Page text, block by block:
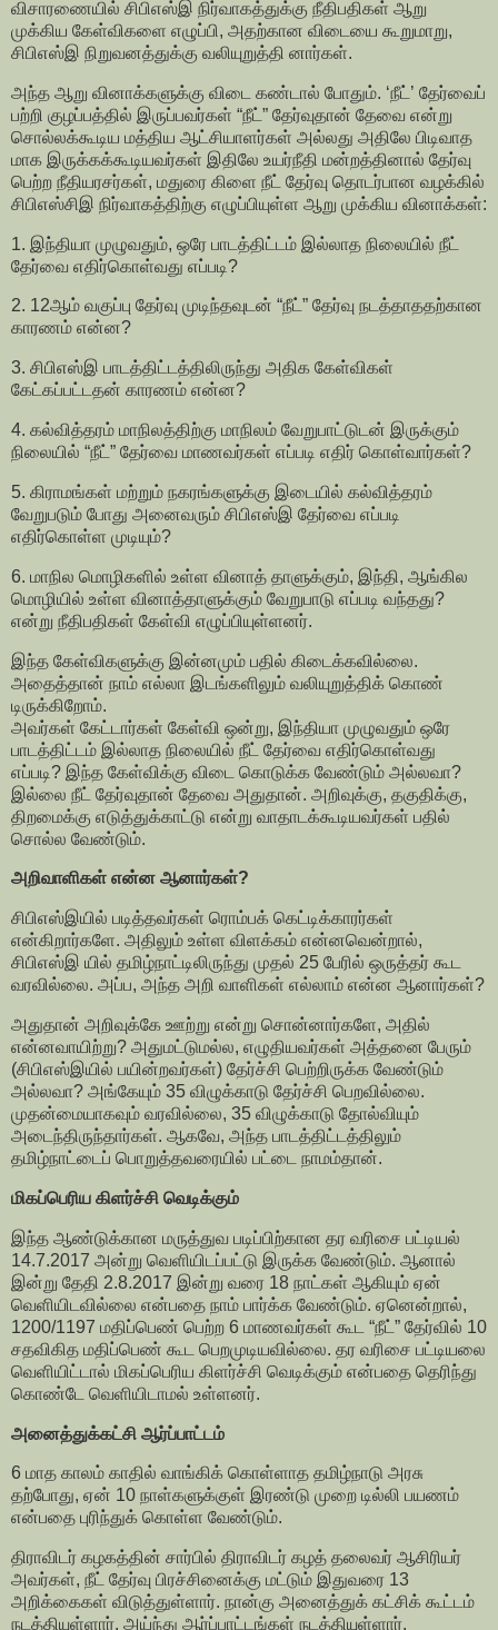
விசாரணையில் சிபிஎஸ்இ நிர்வாகத்துக்கு நீதிபதிகள் ஆறு
முக்கிய கேள்விகளை எழுப்பி, அதற்கான விடையை கூறுமாறு,
சிபிஎஸ்இ நிறுவனத்துக்கு வலியுறுத்தி னார்கள்.
அந்த ஆறு வினாக்களுக்கு விடை கண்டால் போதும். ‘நீட்’ தேர்வைப்
பற்றி குழப்பத்தில் இருப்பவர்கள் “நீட்” தேர்வுதான் தேவை என்று
சொல்லக்கூடிய மத்திய ஆட்சியாளர்கள் அல்லது அதிலே பிடிவாத
மாக இருக்கக்கூடியவர்கள் இதிலே உயர்நீதி மன்றத்தினால் தேர்வு
பெற்ற நீதியரசர்கள், மதுரை கிளை நீட் தேர்வு தொடர்பான வழக்கில்
சிபிஎஸ்சிஇ நிர்வாகத்திற்கு எழுப்பியுள்ள ஆறு முக்கிய வினாக்கள்:
1. இந்தியா முழுவதும், ஒரே பாடத்திட்டம் இல்லாத நிலையில் நீட்
தேர்வை எதிர்கொள்வது எப்படி?
2. 12ஆம் வகுப்பு தேர்வு முடிந்தவுடன் “நீட்” தேர்வு நடத்தாததற்கான
காரணம் என்ன?
3. சிபிஎஸ்இ பாடத்திட்டத்திலிருந்து அதிக கேள்விகள்
கேட்கப்பட்டதன் காரணம் என்ன?
4. கல்வித்தரம் மாநிலத்திற்கு மாநிலம் வேறுபாட்டுடன் இருக்கும்
நிலையில் “நீட்” தேர்வை மாணவர்கள் எப்படி எதிர் கொள்வார்கள்?
5. கிராமங்கள் மற்றும் நகரங்களுக்கு இடையில் கல்வித்தரம்
வேறுபடும் போது அனைவரும் சிபிஎஸ்இ தேர்வை எப்படி
எதிர்கொள்ள முடியும்?
6. மாநில மொழிகளில் உள்ள வினாத் தாளுக்கும், இந்தி, ஆங்கில
மொழியில் உள்ள வினாத்தாளுக்கும் வேறுபாடு எப்படி வந்தது?
என்று நீதிபதிகள் கேள்வி எழுப்பியுள்ளனர்.
இந்த கேள்விகளுக்கு இன்னமும் பதில் கிடைக்கவில்லை.
அதைத்தான் நாம் எல்லா இடங்களிலும் வலியுறுத்திக் கொண்
டிருக்கிறோம்.
அவர்கள் கேட்டார்கள் கேள்வி ஒன்று, இந்தியா முழுவதும் ஒரே
பாடத்திட்டம் இல்லாத நிலையில் நீட் தேர்வை எதிர்கொள்வது
எப்படி? இந்த கேள்விக்கு விடை கொடுக்க வேண்டும் அல்லவா?
இல்லை நீட் தேர்வுதான் தேவை அதுதான். அறிவுக்கு, தகுதிக்கு,
திறமைக்கு எடுத்துக்காட்டு என்று வாதாடக்கூடியவர்கள் பதில்
சொல்ல வேண்டும்.
அறிவாளிகள் என்ன ஆனார்கள்?
சிபிஎஸ்இயில் படித்தவர்கள் ரொம்பக் கெட்டிக்காரர்கள்
என்கிறார்களே. அதிலும் உள்ள விளக்கம் என்னவென்றால்,
சிபிஎஸ்இ யில் தமிழ்நாட்டிலிருந்து முதல் 25 பேரில் ஒருத்தர் கூட
வரவில்லை. அப்ப, அந்த அறி வாளிகள் எல்லாம் என்ன ஆனார்கள்?
அதுதான் அறிவுக்கே ஊற்று என்று சொன்னார்களே, அதில்
என்னவாயிற்று? அதுமட்டுமல்ல, எழுதியவர்கள் அத்தனை பேரும்
(சிபிஎஸ்இயில் பயின்றவர்கள்) தேர்ச்சி பெற்றிருக்க வேண்டும்
அல்லவா? அங்கேயும் 35 விழுக்காடு தேர்ச்சி பெறவில்லை.
முதன்மையாகவும் வரவில்லை, 35 விழுக்காடு தோல்வியும்
அடைந்திருந்தார்கள். ஆகவே, அந்த பாடத்திட்டத்திலும்
தமிழ்நாட்டைப் பொறுத்தவரையில் பட்டை நாமம்தான்.
மிகப்பெரிய கிளர்ச்சி வெடிக்கும்
இந்த ஆண்டுக்கான மருத்துவ படிப்பிற்கான தர வரிசை பட்டியல்
14.7.2017 அன்று வெளியிடப்பட்டு இருக்க வேண்டும். ஆனால்
இன்று தேதி 2.8.2017 இன்று வரை 18 நாட்கள் ஆகியும் ஏன்
வெளியிடவில்லை என்பதை நாம் பார்க்க வேண்டும். ஏனென்றால்,
1200/1197 மதிப்பெண் பெற்ற 6 மாணவர்கள் கூட “நீட்” தேர்வில் 10
சதவிகித மதிப்பெண் கூட பெறமுடியவில்லை. தர வரிசை பட்டியலை
வெளியிட்டால் மிகப்பெரிய கிளர்ச்சி வெடிக்கும் என்பதை தெரிந்து
கொண்டே வெளியிடாமல் உள்ளனர்.
அனைத்துக்கட்சி ஆர்ப்பாட்டம்
6 மாத காலம் காதில் வாங்கிக் கொள்ளாத தமிழ்நாடு அரசு
தற்போது, ஏன் 10 நாள்களுக்குள் இரண்டு முறை டில்லி பயணம்
என்பதை புரிந்துக் கொள்ள வேண்டும்.
திராவிடர் கழகத்தின் சார்பில் திராவிடர் கழத் தலைவர் ஆசிரியர்
அவர்கள், நீட் தேர்வு பிரச்சினைக்கு மட்டும் இதுவரை 13
அறிக்கைகள் விடுத்துள்ளார். நான்கு அனைத்துக் கட்சிக் கூட்டம்
நடத்தியுள்ளார். அய்ந்து ஆர்ப்பாட்டங்கள் நடத்தியுள்ளார்.